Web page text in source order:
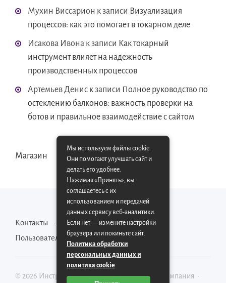
Мухин Виссарион к записи Визуализация
процессов: как это помогает в токарном деле
Исакова Ивона к записи Как токарный
инструмент влияет на надежность
производственных процессов
Артемьев Денис к записи Полное руководство по
остеклению балконов: важность проверки на
ботов и правильное взаимодействие с сайтом
Магазин
Контакты
Карта сайта
Пользовательское соглашение
© 2026 Инструментально-производственная компания ·
Мы используем файлы cookie.
Они помогают улучшать сайт и
делать его удобнее.
Нажимая «Принять», вы
соглашаетесь с их
использованием и передачей
данных сервису веб-аналитики.
Если нет — измените настройки
браузера или покиньте сайт.
Политика обработки
персональных данных и
политика cookie